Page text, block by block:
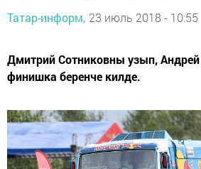
Татар-информ, 23 июль 2018 - 10:55
Дмитрий Сотниковны узып,
финишка беренче килде.